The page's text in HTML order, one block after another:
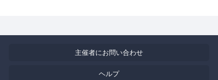
主催者にお問い合わせ
ヘルプ